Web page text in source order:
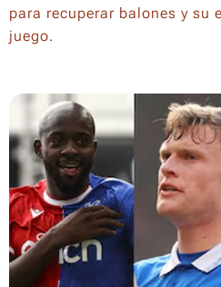
para recuperar balones y su
juego.